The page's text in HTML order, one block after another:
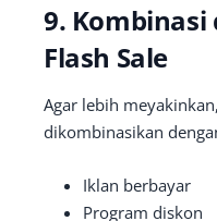
9.
Flash Sale
Agar lebih
dikombinasikan
Iklan berbayar
Program diskon